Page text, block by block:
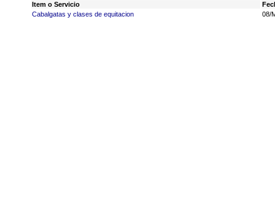
Item o Servicio
Cabalgatas y clases de equitacion
08/